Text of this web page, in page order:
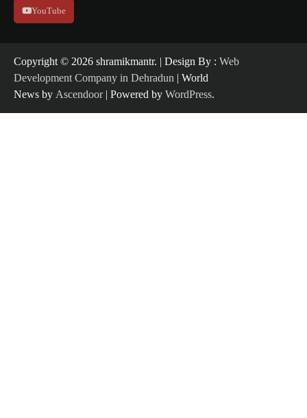
YouTube
Copyright ©️ 2026 shramikmantr. | Design By : Web
Development Company in Dehradun | World
News by Ascendoor| Powered by WordPress.